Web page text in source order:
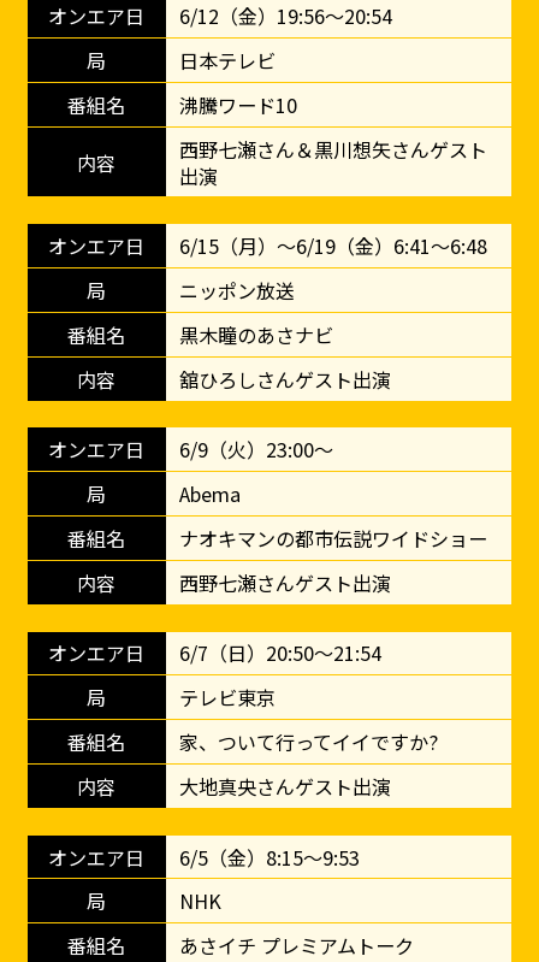
6/12（金）19:56～20:54
日本テレビ
沸騰ワード10
西野七瀬さん＆黒川想矢さんゲスト
出演
6/15（月）～6/19（金）6:41～6:48
ニッポン放送
黒木瞳のあさナビ
舘ひろしさんゲスト出演
6/9（火）23:00～
Abema
ナオキマンの都市伝説ワイドショー
西野七瀬さんゲスト出演
6/7（日）20:50～21:54
テレビ東京
家、ついて行ってイイですか?
大地真央さんゲスト出演
6/5（金）8:15〜9:53
NHK
あさイチ プレミアムトーク